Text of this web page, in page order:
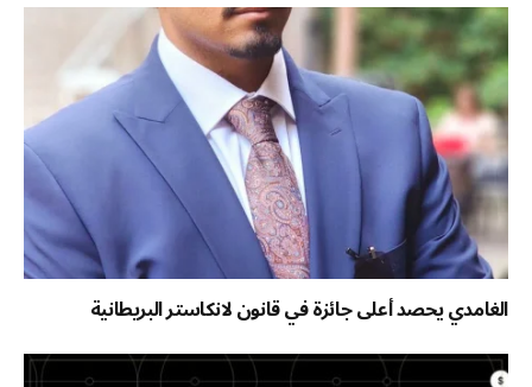
الغامدي يحصد أعلى جائزة في قانون لانكاستر البريطانية